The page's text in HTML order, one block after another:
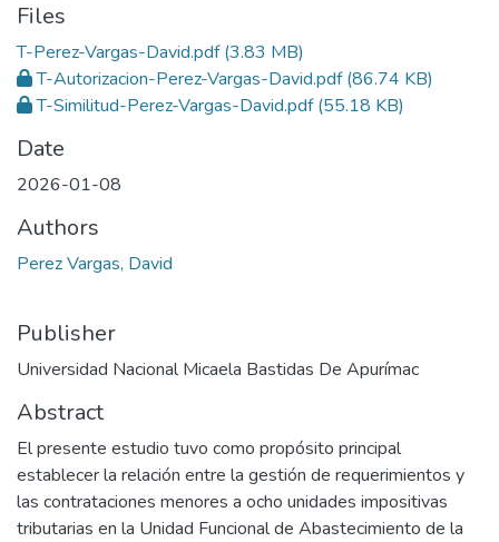
Files
T-Perez-Vargas-David.pdf(3.83 MB)
T-Autorizacion-Perez-Vargas-David.pdf(86.74 KB)
T-Similitud-Perez-Vargas-David.pdf(55.18 KB)
Date
2026-01-08
Authors
Perez Vargas, David
Publisher
Universidad Nacional Micaela Bastidas De Apurímac
Abstract
El presente estudio tuvo como propósito principal
establecer la relación entre la gestión de requerimientos y
las contrataciones menores a ocho unidades impositivas
tributarias en la Unidad Funcional de Abastecimiento de la